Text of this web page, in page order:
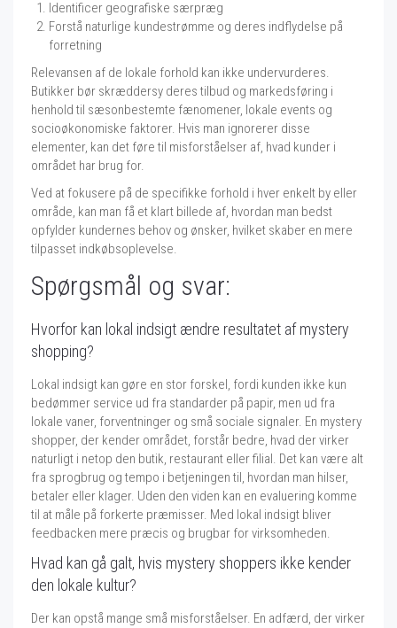
Identificer geografiske særpræg
Forstå naturlige kundestrømme og deres indflydelse på
forretning
Relevansen af de lokale forhold kan ikke undervurderes.
Butikker bør skræddersy deres tilbud og markedsføring i
henhold til sæsonbestemte fænomener, lokale events og
socioøkonomiske faktorer. Hvis man ignorerer disse
elementer, kan det føre til misforståelser af, hvad kunder i
området har brug for.
Ved at fokusere på de specifikke forhold i hver enkelt by eller
område, kan man få et klart billede af, hvordan man bedst
opfylder kundernes behov og ønsker, hvilket skaber en mere
tilpasset indkøbsoplevelse.
Spørgsmål og svar:
Hvorfor kan lokal indsigt ændre resultatet af mystery
shopping?
Lokal indsigt kan gøre en stor forskel, fordi kunden ikke kun
bedømmer service ud fra standarder på papir, men ud fra
lokale vaner, forventninger og små sociale signaler. En mystery
shopper, der kender området, forstår bedre, hvad der virker
naturligt i netop den butik, restaurant eller filial. Det kan være alt
fra sprogbrug og tempo i betjeningen til, hvordan man hilser,
betaler eller klager. Uden den viden kan en evaluering komme
til at måle på forkerte præmisser. Med lokal indsigt bliver
feedbacken mere præcis og brugbar for virksomheden.
Hvad kan gå galt, hvis mystery shoppers ikke kender
den lokale kultur?
Der kan opstå mange små misforståelser. En adfærd, der virker